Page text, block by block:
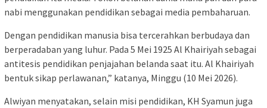
nabi menggunakan pendidikan sebagai media pembaharuan.
Dengan pendidikan manusia bisa tercerahkan berbudaya dan
berperadaban yang luhur. Pada 5 Mei 1925 Al Khairiyah sebagai
antitesis pendidikan penjajahan belanda saat itu. Al Khairiyah
bentuk sikap perlawanan,” katanya, Minggu (10 Mei 2026).
Alwiyan menyatakan, selain misi pendidikan, KH Syamun juga